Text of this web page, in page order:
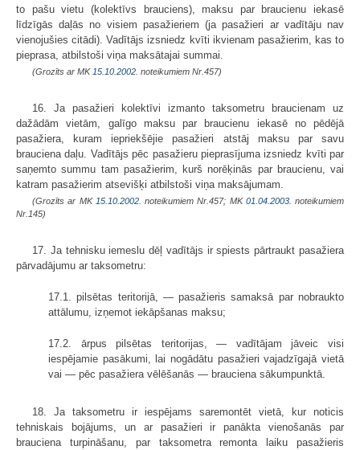
to pašu vietu (kolektīvs brauciens), maksu par braucienu iekasē
līdzīgās daļās no visiem pasažieriem (ja pasažieri ar vadītāju nav
vienojušies citādi). Vadītājs izsniedz kvīti ikvienam pasažierim, kas to
pieprasa, atbilstoši viņa maksātajai summai.
(Grozīts ar MK 15.10.2002. noteikumiem Nr.457)
16. Ja pasažieri kolektīvi izmanto taksometru braucienam uz
dažādām vietām, galīgo maksu par braucienu iekasē no pēdējā
pasažiera, kuram iepriekšējie pasažieri atstāj maksu par savu
brauciena daļu. Vadītājs pēc pasažieru pieprasījuma izsniedz kvīti par
saņemto summu tam pasažierim, kurš norēķinās par braucienu, vai
katram pasažierim atsevišķi atbilstoši viņa maksājumam.
(Grozīts ar MK 15.10.2002. noteikumiem Nr.457; MK 01.04.2003. noteikumiem
Nr.145)
17. Ja tehnisku iemeslu dēļ vadītājs ir spiests pārtraukt pasažiera
pārvadājumu ar taksometru:
17.1. pilsētas teritorijā, — pasažieris samaksā par nobraukto
attālumu, izņemot iekāpšanas maksu;
17.2. ārpus pilsētas teritorijas, — vadītājam jāveic visi
iespējamie pasākumi, lai nogādātu pasažieri vajadzīgajā vietā
vai — pēc pasažiera vēlēšanās — brauciena sākumpunktā.
18. Ja taksometru ir iespējams saremontēt vietā, kur noticis
tehniskais bojājums, un ar pasažieri ir panākta vienošanās par
brauciena turpināšanu, par taksometra remonta laiku pasažieris